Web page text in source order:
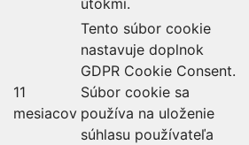
11
mesiacov
Tento súbor cookie
nastavuje doplnok
GDPR Cookie Consent.
Súbor cookie sa
používa na uloženie
súhlasu používateľa